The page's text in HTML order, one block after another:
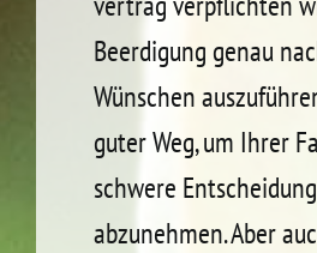
Beerdigung genau
Wünschen
guter Weg, um Ihrer
schwere
abzunehmen. Aber